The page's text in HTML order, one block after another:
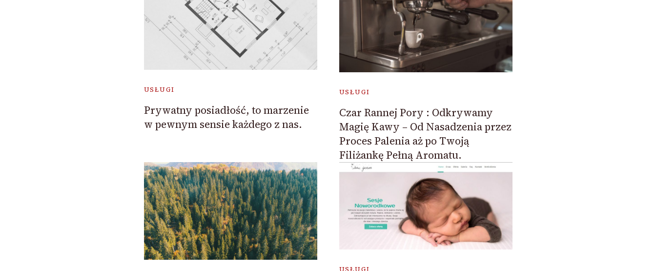
USŁUGI
Prywatny posiadłość, to marzenie
w pewnym sensie każdego z nas.
USŁUGI
Czar Rannej Pory : Odkrywamy
Magię Kawy – Od Nasadzenia przez
Proces Palenia aż po Twoją
Filiżankę Pełną Aromatu.